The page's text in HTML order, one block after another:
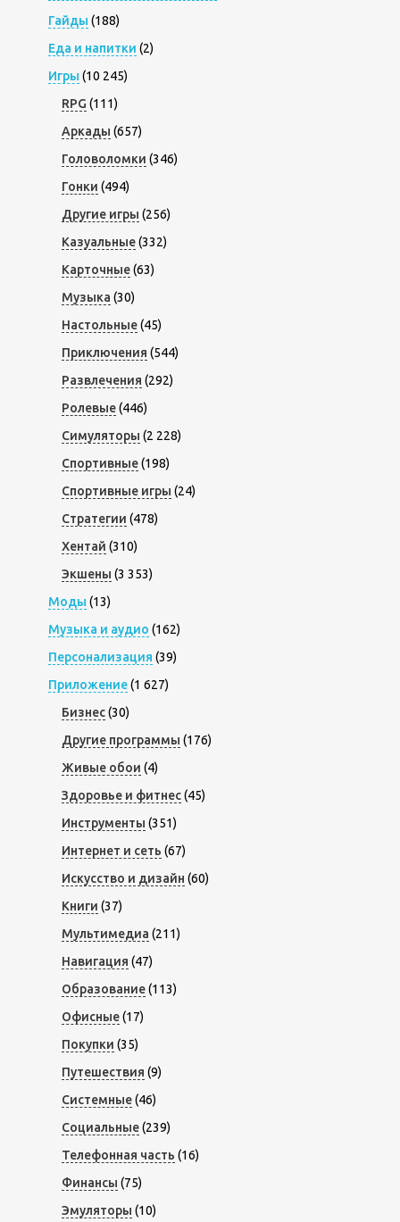
Гайды (188)
Еда и напитки (2)
Игры (10 245)
RPG (111)
Аркады (657)
Головоломки (346)
Гонки (494)
Другие игры (256)
Казуальные(332)
Карточные(63)
Музыка (30)
Настольные(45)
Приключения (544)
Развлечения (292)
Ролевые(446)
Симуляторы (2 228)
Спортивные(198)
Спортивные игры (24)
Стратегии (478)
Хентай (310)
Экшены (3 353)
Моды (13)
Музыка и аудио (162)
Персонализация (39)
Приложение(1 627)
Бизнес(30)
Другие программы (176)
Живые обои (4)
Здоровье и фитнес(45)
Инструменты (351)
Интернет и сеть (67)
Искусство и дизайн (60)
Книги (37)
Мультимедиа (211)
Навигация (47)
Образование(113)
Офисные(17)
Покупки (35)
Путешествия (9)
Системные(46)
Социальные(239)
Телефонная часть (16)
Финансы (75)
Эмуляторы (10)